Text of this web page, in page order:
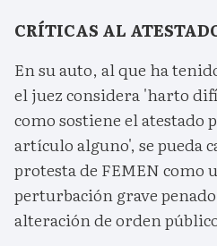
CRÍTICAS AL
En su auto, al que ha
el juez considera 'harto
como sostiene el atestado
artículo alguno', se pueda
protesta de FEMEN como
perturbación grave
alteración de orden